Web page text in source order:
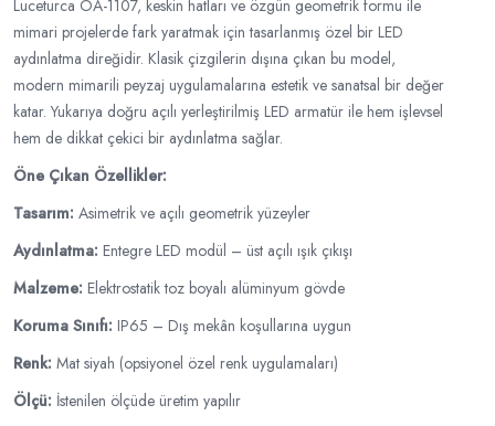
Luceturca OA-1107, keskin hatları ve özgün geometrik formu ile
mimari projelerde fark yaratmak için tasarlanmış özel bir LED
aydınlatma direğidir. Klasik çizgilerin dışına çıkan bu model,
modern mimarili peyzaj uygulamalarına estetik ve sanatsal bir değer
katar. Yukarıya doğru açılı yerleştirilmiş LED armatür ile hem işlevsel
hem de dikkat çekici bir aydınlatma sağlar.
Öne Çıkan Özellikler:
Tasarım: Asimetrik ve açılı geometrik yüzeyler
Aydınlatma: Entegre LED modül – üst açılı ışık çıkışı
Malzeme: Elektrostatik toz boyalı alüminyum gövde
Koruma Sınıfı: IP65 – Dış mekân koşullarına uygun
Renk: Mat siyah (opsiyonel özel renk uygulamaları)
Ölçü: İstenilen ölçüde üretim yapılır